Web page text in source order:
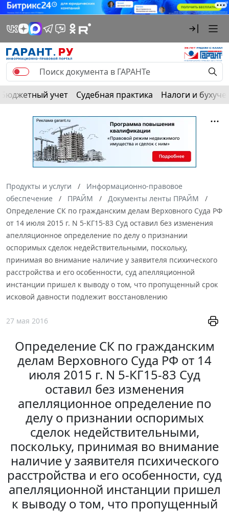
Бюджетный учет Судебная практика Налоги и
Продукты и услуги
Информационно-правовое
обеспечение
ПРАЙМ
Документы ленты ПРАЙМ
Определение СК по гражданским делам Верховного Суда РФ
от 14 июля 2015 г. N 5-КГ15-83 Суд оставил без изменения
апелляционное определение по делу о признании
оспоримых сделок недействительными, поскольку,
принимая во внимание наличие у заявителя психического
расстройства и его особенности, суд апелляционной
инстанции пришел к выводу о том, что пропущенный срок
исковой давности подлежит восстановлению
27 мая 2016
Определение СК по гражданским
делам Верховного Суда РФ от 14
июля 2015 г. N 5-КГ15-83 Суд
оставил без изменения
апелляционное определение по
делу о признании оспоримых
сделок недействительными,
поскольку, принимая во внимание
наличие у заявителя психического
расстройства и его особенности, суд
апелляционной инстанции пришел
к выводу о том, что пропущенный